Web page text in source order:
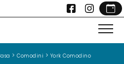
> Comodini > York Comodino